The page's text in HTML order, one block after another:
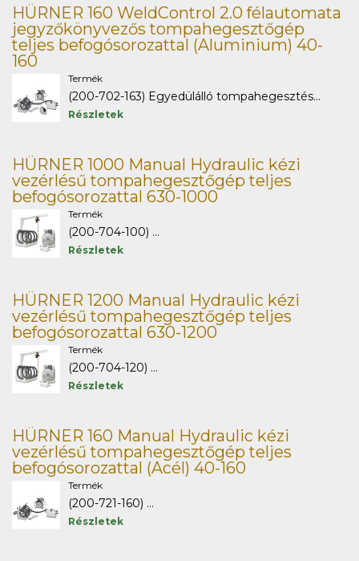
HÜRNER 160 WeldControl 2.0 félautomata
jegyzőkönyvezős tompahegesztőgép
teljes befogósorozattal (Aluminium) 40-
160
Termék
(200-702-163) Egyedülálló tompahegesztés...
Részletek
HÜRNER 1000 Manual Hydraulic kézi
vezérlésű tompahegesztőgép teljes
befogósorozattal 630-1000
Termék
(200-704-100) ...
Részletek
HÜRNER 1200 Manual Hydraulic kézi
vezérlésű tompahegesztőgép teljes
befogósorozattal 630-1200
Termék
(200-704-120) ...
Részletek
HÜRNER 160 Manual Hydraulic kézi
vezérlésű tompahegesztőgép teljes
befogósorozattal (Acél) 40-160
Termék
(200-721-160) ...
Részletek